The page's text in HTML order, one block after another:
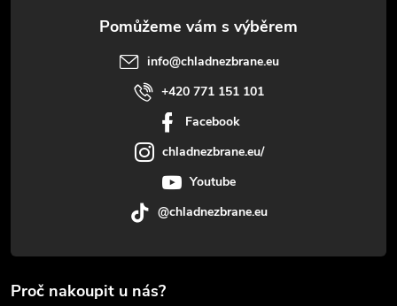
info@chladnezbrane.eu
+420 771 151 101
Facebook
chladnezbrane.eu/
Youtube
@chladnezbrane.eu
Proč nakoupit u nás?